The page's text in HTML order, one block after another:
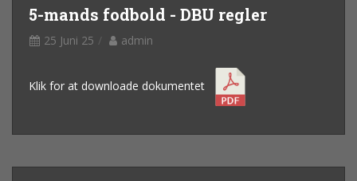
5-mands fodbold - DBU regler
25 Juni 25 admin
Klik for at downloade dokumentet